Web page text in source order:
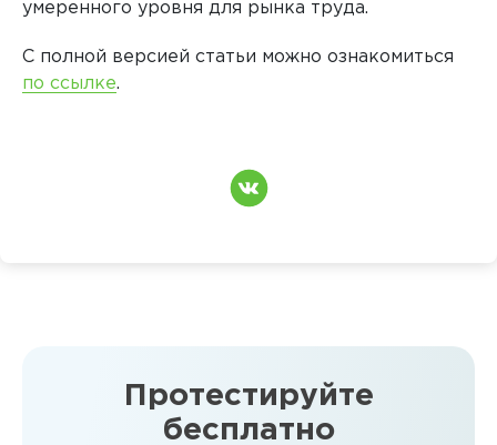
умеренного уровня для рынка труда.
С полной версией статьи можно ознакомиться
по ссылке.
Протестируйте
бесплатно